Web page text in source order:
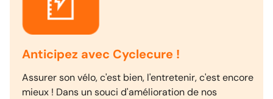
Anticipez avec Cyclecure !
Assurer son vélo, c'est bien, l'entretenir, c'est encore
mieux ! Dans un souci d'amélioration de nos